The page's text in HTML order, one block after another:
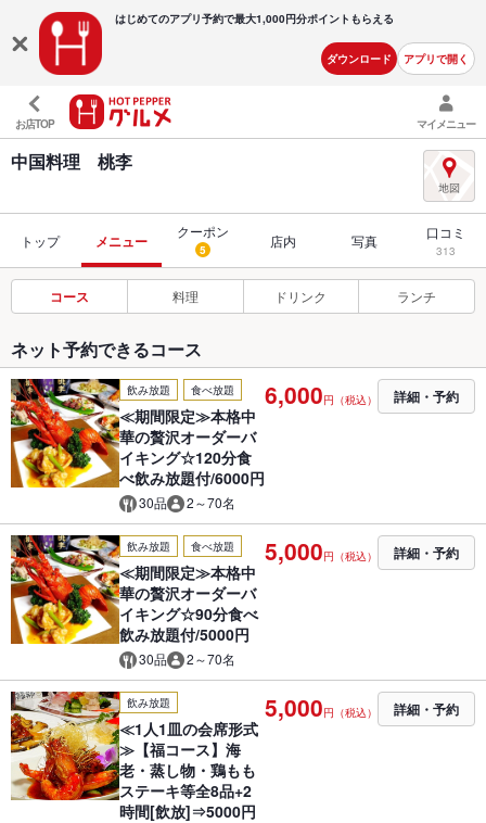
はじめてのアプリ予約で最大1,000円分ポイントもらえる
ダウンロード アプリで開く
お店TOP マイメニュー
中国料理 桃李
トップ メニュー
クーポン
5 店内 写真 口コミ
313
コース 料理 ドリンク ランチ
ネット予約できるコース
飲み放題 食べ放題
≪期間限定≫本格中
華の贅沢オーダーバ
イキング☆120分食
べ飲み放題付/6000円
30品 2～70名
6,000円（税込） 詳細・予約
飲み放題 食べ放題
≪期間限定≫本格中
華の贅沢オーダーバ
イキング☆90分食べ
飲み放題付/5000円
30品 2～70名
5,000円（税込） 詳細・予約
飲み放題
≪1人1皿の会席形式
≫【福コース】海
老・蒸し物・鶏もも
ステーキ等全8品+2
時間[飲放]⇒5000円
5,000円（税込） 詳細・予約